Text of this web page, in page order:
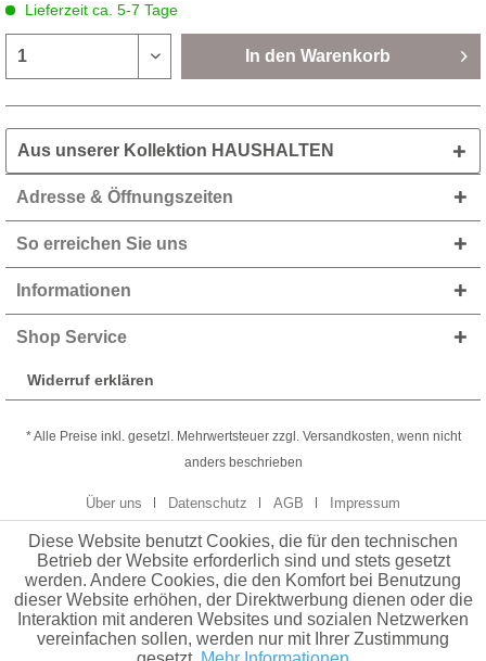
Lieferzeit ca. 5-7 Tage
In den Warenkorb
Aus unserer Kollektion HAUSHALTEN
Adresse & Öffnungszeiten
So erreichen Sie uns
Informationen
Shop Service
Widerruf erklären
* Alle Preise inkl. gesetzl. Mehrwertsteuer zzgl. Versandkosten, wenn nicht
anders beschrieben
Über uns Datenschutz AGB Impressum
Diese Website benutzt Cookies, die für den technischen
Betrieb der Website erforderlich sind und stets gesetzt
werden. Andere Cookies, die den Komfort bei Benutzung
dieser Website erhöhen, der Direktwerbung dienen oder die
Interaktion mit anderen Websites und sozialen Netzwerken
vereinfachen sollen, werden nur mit Ihrer Zustimmung